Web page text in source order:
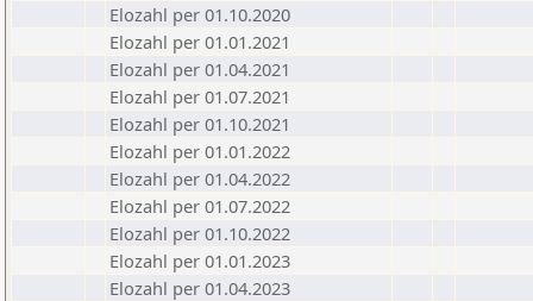
Elozahl per 01.10.2020
Elozahl per 01.01.2021
Elozahl per 01.04.2021
Elozahl per 01.07.2021
Elozahl per 01.10.2021
Elozahl per 01.01.2022
Elozahl per 01.04.2022
Elozahl per 01.07.2022
Elozahl per 01.10.2022
Elozahl per 01.01.2023
Elozahl per 01.04.2023